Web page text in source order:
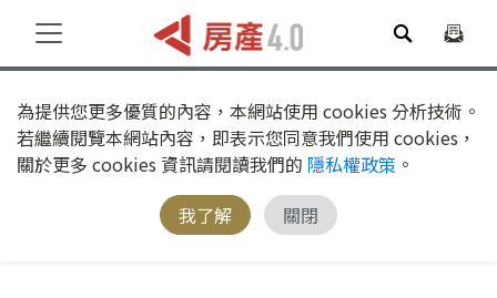
為提供您更多優質的內容，本網站使用 cookies 分析技術。
若繼續閱覽本網站內容，即表示您同意我們使用 cookies，
關於更多 cookies 資訊請閱讀我們的 隱私權政策 。
我了解
關閉